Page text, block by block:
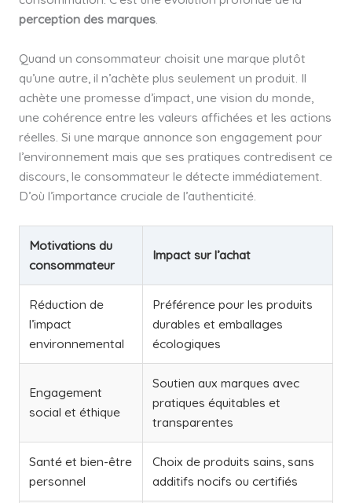
perception des marques.
Quand un consommateur choisit une marque plutôt
qu’une autre, il n’achète plus seulement un produit. Il
achète une promesse d’impact, une vision du monde,
une cohérence entre les valeurs affichées et les actions
réelles. Si une marque annonce son engagement pour
l’environnement mais que ses pratiques contredisent ce
discours, le consommateur le détecte immédiatement.
D’où l’importance cruciale de l’authenticité.
Motivations du
consommateur
Impact sur l’achat
Réduction de
l’impact
environnemental
Préférence pour les produits
durables et emballages
écologiques
Engagement
social et éthique
Soutien aux marques avec
pratiques équitables et
transparentes
Santé et bien-être
personnel
Choix de produits sains, sans
additifs nocifs ou certifiés